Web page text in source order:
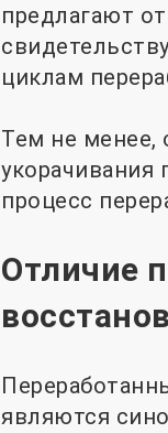
предлагают
циклам
Тем не менее,
процесс
Отличие
являются